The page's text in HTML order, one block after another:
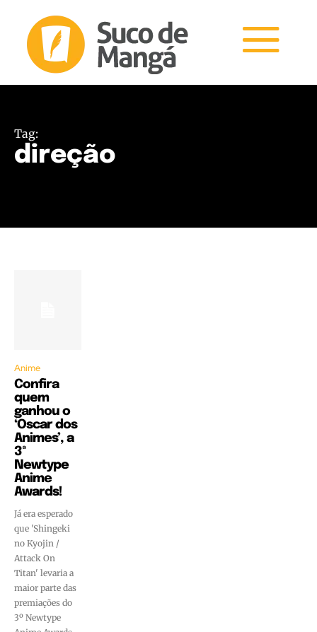
Tag:
direção
Anime
Confira
quem
ganhou o
‘Oscar dos
Animes’, a
3ª
Newtype
Anime
Awards!
Já era esperado
que 'Shingeki
no Kyojin /
Attack On
Titan' levaria a
maior parte das
premiações do
3º Newtype